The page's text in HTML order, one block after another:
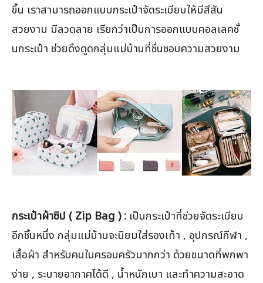
ขึ้น เราสามารถออกแบบกระเป๋าจัดระเบียบให้มีสีสัน
สวยงาม มีลวดลาย เรียกว่าเป็นการออกแบบคอลเลคชั่
นกระเป๋า ช่วยดึงดูดกลุ่มแม่บ้านที่ชื่นชอบความสวยงาม
กระเป๋าผ้าซิป ( Zip Bag ) : เป็นกระเป๋าที่ช่วยจัดระเบียบ
อีกชิ้นหนึ่ง กลุ่มแม่บ้านจะนิยมใส่รองเท้า , อุปกรณ์กีฬา ,
เสื้อผ้า สำหรับคนในครอบครัวมากกว่า ด้วยขนาดที่พกพา
ง่าย , ระบายอากาศได้ดี , น้ำหนักเบา และทำความสะอาด